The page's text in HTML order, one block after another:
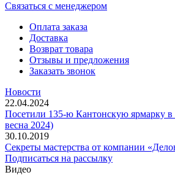
Cвязаться с менеджером
Оплата заказа
Доставка
Возврат товара
Отзывы и предложения
Заказать звонок
Новости
22.04.2024
Посетили 135-ю Кантонскую ярмарку в
весна 2024)
30.10.2019
Секреты мастерства от компании
Подписаться на рассылку
Видео